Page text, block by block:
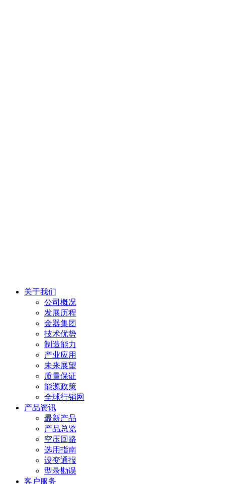
关于我们
公司概况
发展历程
金器集团
技术优势
制造能力
产业应用
未来展望
质量保证
能源政策
全球行销网
产品资讯
最新产品
产品总览
空压回路
选用指南
设变通报
型录勘误
客户服务